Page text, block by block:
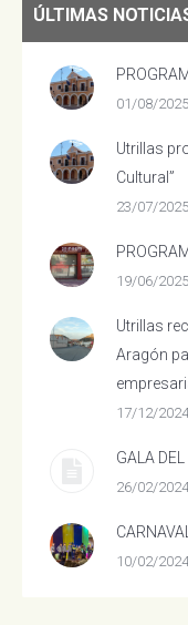
ÚLTIMAS
01/08/2025
Utrillas
Cultural”
23/07/2025
19/06/2025
Utrillas
Aragón
17/12/2024
GALA
26/02/2024
10/02/2024